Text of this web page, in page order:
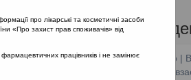
SHDM.info |
алгоритм
про лікарські та косметичні засоби
«Про захист прав споживачів» від
працівників і не замінює